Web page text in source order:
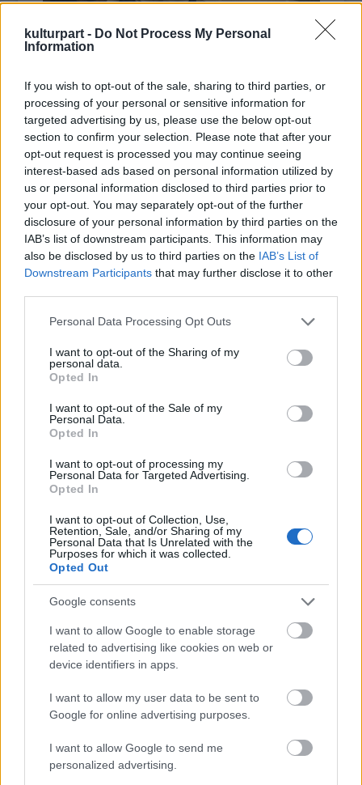
kulturpart - Do Not Process My Personal
Information
If you wish to opt-out of the sale, sharing to third parties, or
processing of your personal or sensitive information for
targeted advertising by us, please use the below opt-out
section to confirm your selection. Please note that after your
opt-out request is processed you may continue seeing
interest-based ads based on personal information utilized by
us or personal information disclosed to third parties prior to
your opt-out. You may separately opt-out of the further
disclosure of your personal information by third parties on the
IAB’s list of downstream participants. This information may
also be disclosed by us to third parties on the IAB’s List of
Downstream Participants that may further disclose it to other
Please note that this website/app uses one or more Google
not limited to your visit or usage behaviour. You may click to
grant or deny consent to Google and its third-party tags to
use your data for below specified purposes in below Google
consent section.
Personal Data Processing Opt Outs
I want to opt-out of the Sharing of my
personal data.
Opted In
I want to opt-out of the Sale of my
Personal Data.
Opted In
I want to opt-out of processing my
Personal Data for Targeted Advertising.
Opted In
I want to opt-out of Collection, Use,
Retention, Sale, and/or Sharing of my
Personal Data that Is Unrelated with the
Purposes for which it was collected.
Opted Out
Google consents
I want to allow Google to enable storage
related to advertising like cookies on web or
device identifiers in apps.
I want to allow my user data to be sent to
Google for online advertising purposes.
I want to allow Google to send me
personalized advertising.
Borisz Boriszovics Szimeonov-Piscsik szerepében a
Katona János színművész 1949 október 20-án
született Budapesten. A Színházi- és
Filmművészeti Főiskolát 1978-ban végezte el.
1978-ban a Pécsi Nemzeti Színház, 1979-ben
a Szolnoki Szigligeti Színház tagja lett,
majd 1981-ben a Várszínház, 1983-ban a
Nemzeti Színház művésze. 1992-től volt a
József Attila Színház tagja.
Forrás:MTI
Színház Gyász
VISSZATÉRT A BETEKINTŐ A THÁLIA SZÍNHÁZBA
ÁTADTÁK A SZÍNIKRITIKUSOK DÍJÁT